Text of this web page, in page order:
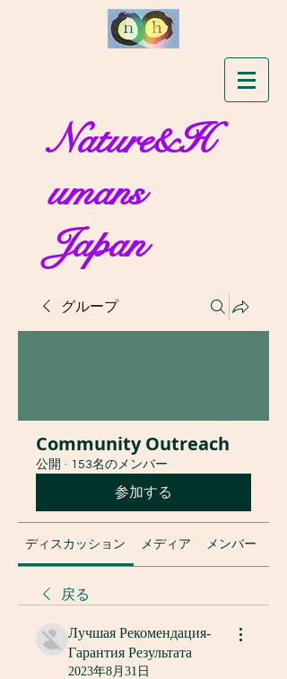
Nature&H
umans
Japan
グループ
Community Outreach
公開 · 153名のメンバー
参加する
ディスカッション メディア メンバー
戻る
Лучшая Рекомендация-
Гарантия Результата
2023年8月31日